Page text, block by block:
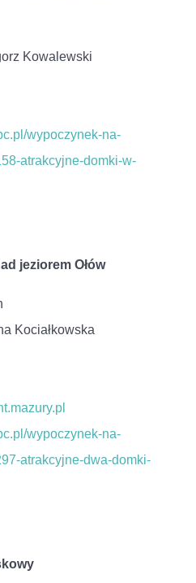
Kowalewski
wypoczynek-na-
atrakcyjne-domki-w-
jeziorem Ołów
Kociałkowska
wypoczynek-na-
atrakcyjne-dwa-domki-